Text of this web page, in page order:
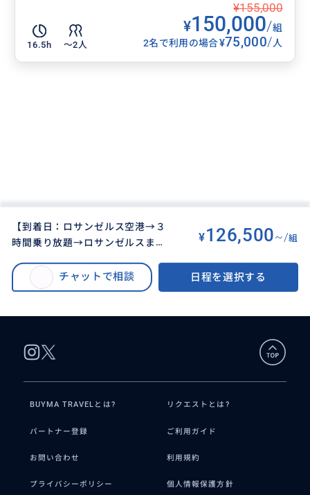
16.5h 〜2人
¥155,000
¥150,000/組
2名で利用の場合¥75,000/人
【到着日：ロサンゼルス空港→３
時間乗り放題→ロサンゼルスまた
日：ロサンゼルスまたはアナハイ
ムののホテル発着７時間乗り放
¥126,500~/組
チャットで相談 日程を選択する
【到着日：ロサンゼルス空港→３時間乗り放題→ロサンゼルスまたはアナハ
イムのホテル ＋ 翌日：ロサンゼルスまたはアナハイムののホテル発着７
時間乗り放題】 ２日間で１０時間乗り放題！ ３名様まで
BUYMA TRAVELとは? リクエストとは?
パートナー登録 ご利用ガイド
お問い合わせ 利用規約
プライバシーポリシー 個人情報保護方針